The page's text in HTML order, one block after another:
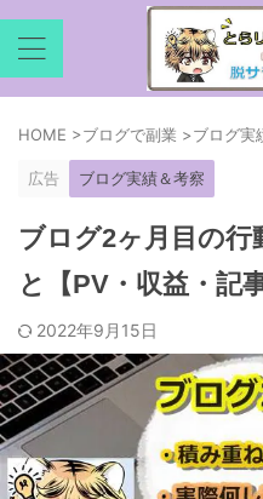
HOME >ブログで副業 >ブログ実
広告 ブログ実績＆考察
ブログ2ヶ月目の行
と【PV・収益・記
2022年9月15日